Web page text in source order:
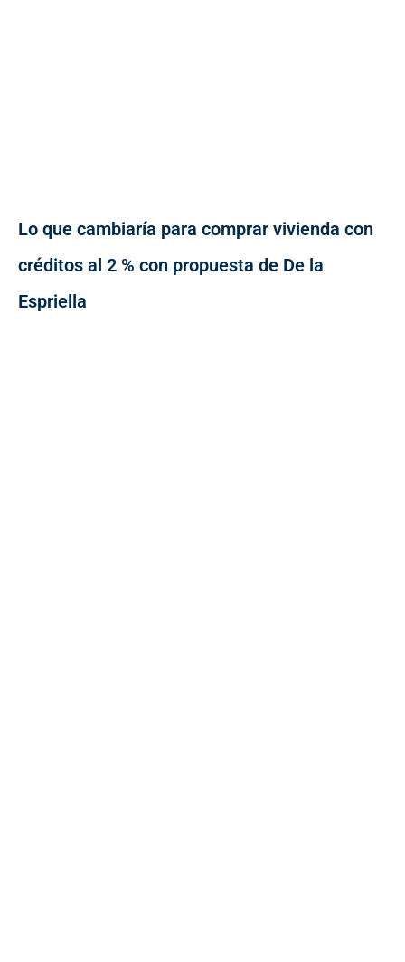
Lo que cambiaría para comprar vivienda con
créditos al 2 % con propuesta de De la
Espriella